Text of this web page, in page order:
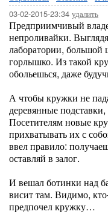
03-02-2015-23:34 удалить
Предприимчивый
непроливайки.
лаборатории, большой
горлышко. Из такой
обольешься, даже
А чтобы кружки не
деревянные
Посетителям новые
прихватывать их с
ввел правило:
оставляй в залог.
И вешал ботинки над
висит там. Видимо,
предпочел кружку…